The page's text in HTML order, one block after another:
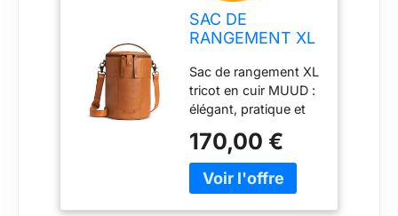
SAC DE
RANGEMENT XL
TRICOT -
SATURN XL -
MUUD
Sac de rangement XL
tricot en cuir MUUD :
élégant, pratique et
organiser et
transporter
facilement votre
170,00 €